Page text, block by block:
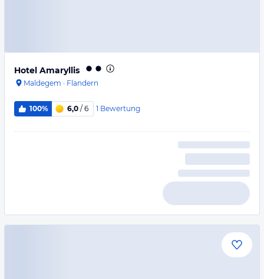
Hotel Amaryllis
Maldegem · Flandern
100% 6,0 / 6 1 Bewertung